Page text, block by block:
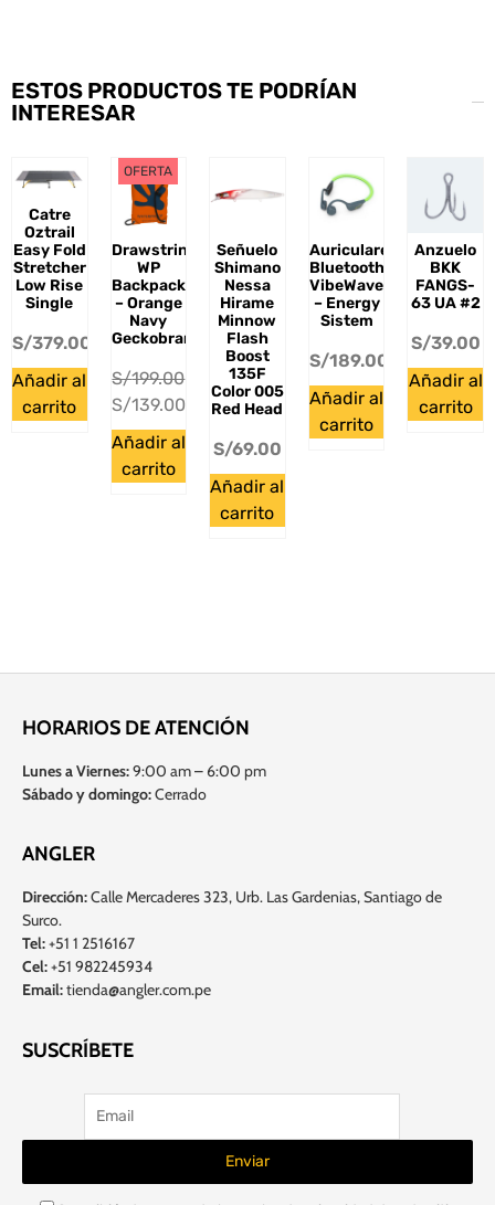
ESTOS PRODUCTOS TE PODRÍAN
INTERESAR
Catre
Oztrail
Easy Fold
Stretcher
Low Rise
Single
S/379.00
Añadir al
carrito
OFERTA
Drawstring
WP
Backpack
– Orange
Navy
Geckobrands
S/199.00
S/139.00
Añadir al
carrito
Señuelo
Shimano
Nessa
Hirame
Minnow
Flash
Boost
135F
Color 005
Red Head
S/69.00
Añadir al
carrito
Auriculares
Bluetooth
VibeWave
– Energy
Sistem
S/189.00
Añadir al
carrito
Anzuelo
BKK
FANGS-
63 UA #2
S/39.00
Añadir al
carrito
HORARIOS DE ATENCIÓN
Lunes a Viernes:9:00 am – 6:00 pm
Sábado y domingo:Cerrado
ANGLER
Dirección:Calle Mercaderes 323, Urb. Las Gardenias, Santiago de
Surco.
Tel:+51 1 2516167
Cel:+51 982245934
Email:tienda@angler.com.pe
SUSCRÍBETE